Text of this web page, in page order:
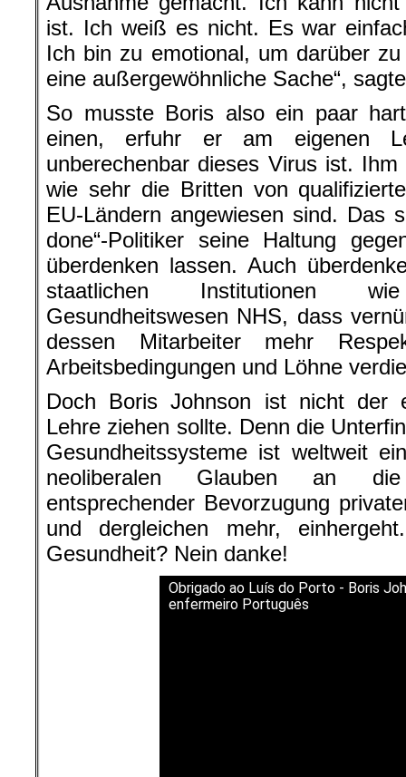
ist. Ich weiß es nicht. Es war
Ich bin zu emotional, um darüber
eine außergewöhnliche Sache“,
So musste Boris also ein paar
einen, erfuhr er am eigenen
unberechenbar dieses Virus ist.
wie sehr die Britten von
EU-Ländern angewiesen sind. Das
done“-Politiker seine Haltung
überdenken lassen. Auch
staatlichen Institutionen
Gesundheitswesen NHS, dass
dessen Mitarbeiter mehr
Arbeitsbedingungen und Löhne
Doch Boris Johnson ist nicht der
Lehre ziehen sollte. Denn die
Gesundheitssysteme ist weltweit
neoliberalen Glauben an
entsprechender Bevorzugung
und dergleichen mehr,
Gesundheit? Nein danke!
Obrigado ao Luís do Porto - Boris
enfermeiro Português